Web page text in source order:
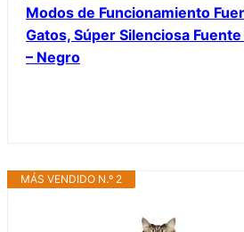
Modos de Funcionamiento
Gatos, Súper Silenciosa
– Negro
MÁS VENDIDO N.º 2